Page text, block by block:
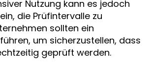
Nutzung kann es jedoch
die Prüfintervalle zu
sollten ein
um sicherzustellen, dass
geprüft werden.